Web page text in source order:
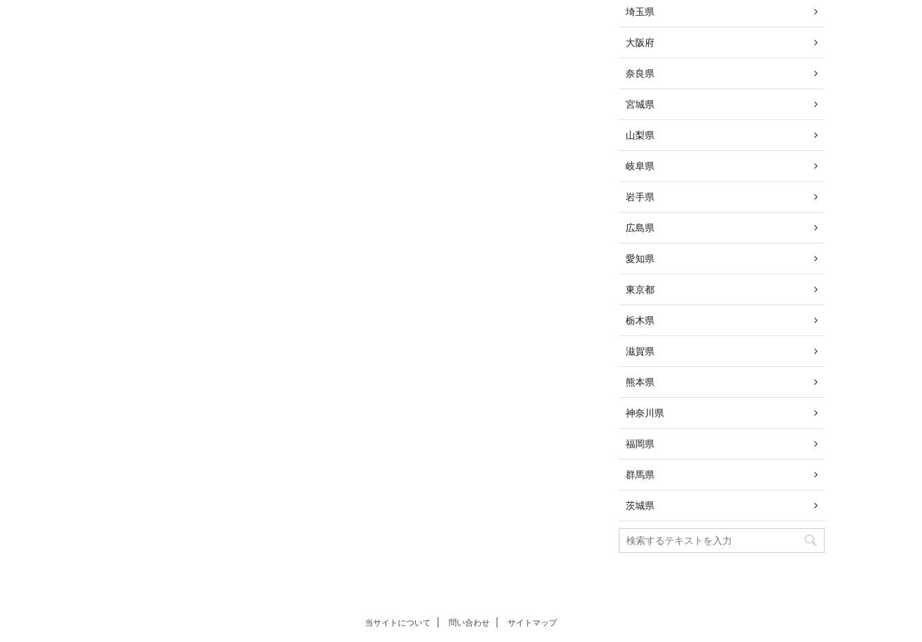
埼玉県
大阪府
奈良県
宮城県
山梨県
岐阜県
岩手県
広島県
愛知県
東京都
栃木県
滋賀県
熊本県
神奈川県
福岡県
群馬県
茨城県
当サイトについて 問い合わせ サイトマップ